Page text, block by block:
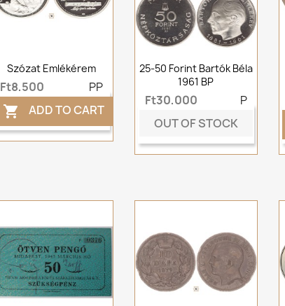
Szózat Emlékérem
Ft8,500 PP
 ADD TO CART
25-50 Forint Bartók Béla
1961 BP
Ft30,000
P
OUT OF STOCK